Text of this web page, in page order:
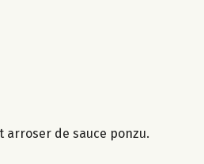
arroser de sauce ponzu.